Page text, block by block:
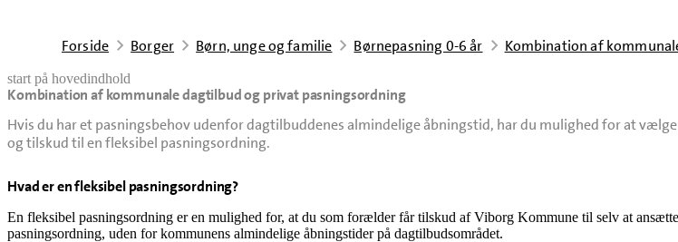
Forside Borger Børn, unge og familie Børnepasning 0-6 år Kombination af
start på hovedindhold
Kombination af kommunale dagtilbud og privat pasningsordning
Hvis du har et pasningsbehov udenfor dagtilbuddenes almindelige åbningstid, har du mulighed for at
og tilskud til en fleksibel pasningsordning.
senest opdateret 30. januar 2026
Hvad er en fleksibel pasningsordning?
En fleksibel pasningsordning er en mulighed for, at du som forælder får tilskud af Viborg Kommune til selv at
pasningsordning, uden for kommunens almindelige åbningstider på dagtilbudsområdet.